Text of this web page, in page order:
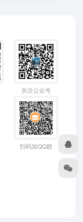
关注公众号
扫码加QQ群